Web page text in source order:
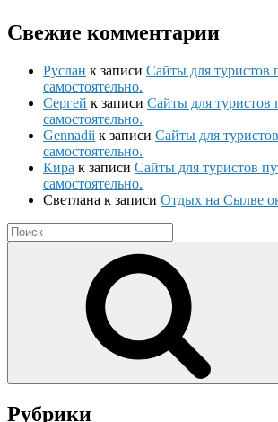
Свежие комментарии
Руслан к записи Сайты для туристов
самостоятельно.
Сергей к записи Сайты для
самостоятельно.
Gennadii к записи Сайты для
самостоятельно.
Кира к записи Сайты для туристов
самостоятельно.
Светлана к записи Отдых на Сылве
Search
for:
Рубрики